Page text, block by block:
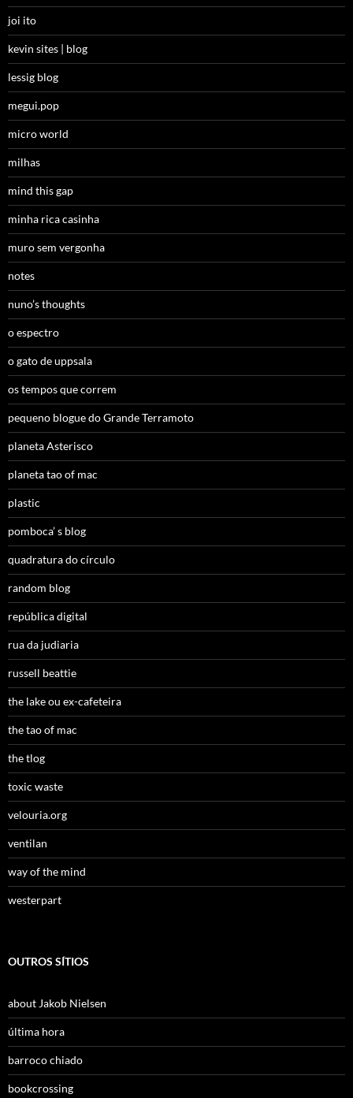
joi ito
kevin sites | blog
lessig blog
megui.pop
micro world
milhas
mind this gap
minha rica casinha
muro sem vergonha
notes
nuno’s thoughts
o espectro
o gato de uppsala
os tempos que correm
pequeno blogue do Grande Terramoto
planeta Asterisco
planeta tao of mac
plastic
pomboca’ s blog
quadratura do círculo
random blog
república digital
rua da judiaria
russell beattie
the lake ou ex-cafeteira
the tao of mac
the tlog
toxic waste
velouria.org
ventilan
way of the mind
westerpart
OUTROS SÍTIOS
about Jakob Nielsen
última hora
barroco chiado
bookcrossing